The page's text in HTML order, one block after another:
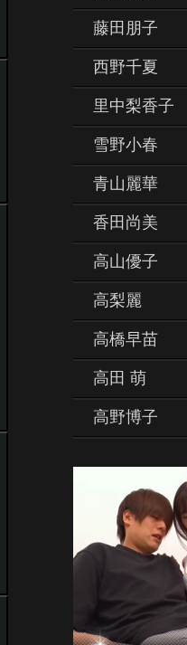
藤田朋子
西野千夏
里中梨香子
雪野小春
青山麗華
香田尚美
高山優子
高梨麗
高橋早苗
高田 萌
高野博子